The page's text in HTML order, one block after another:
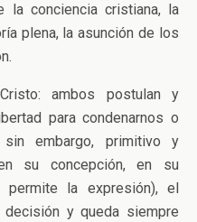
la conciencia cristiana, la
plena, la asunción de los
ambos postulan y
para condenarnos o
embargo, primitivo y
su concepción, en su
la expresión), el
y queda siempre